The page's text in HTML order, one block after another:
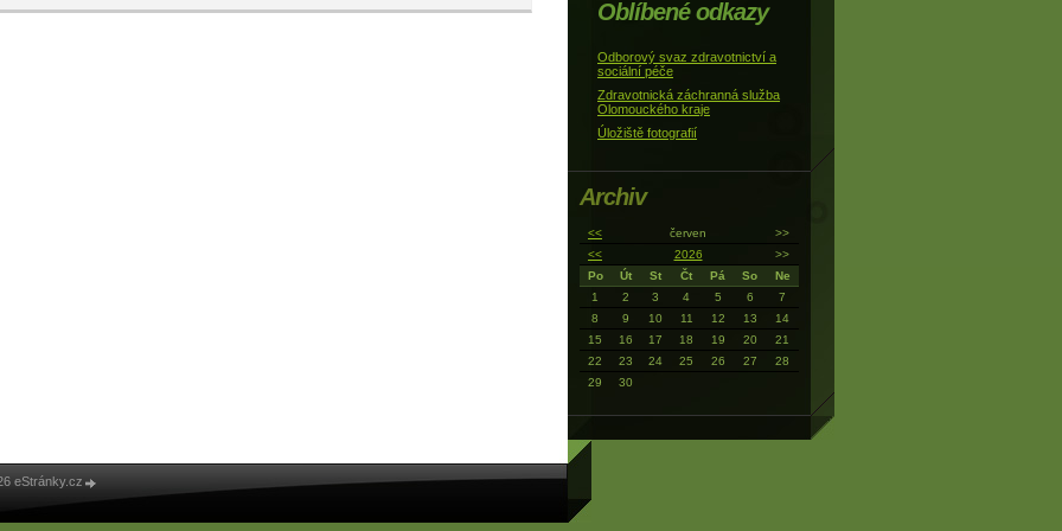
Oblíbené odkazy
Odborový svaz zdravotnictví a
sociální péče
Zdravotnická záchranná služba
Olomouckého kraje
Úložiště fotografií
Archiv
<< červen
>>
<<
2026
>>
Po
Út St Čt Pá So
Ne
1
2 3 4 5 6
7
8
9 10 11 12 13
14
15
16 17 18 19 20
21
22
23 24 25 26 27
28
29
30
eStránky.cz